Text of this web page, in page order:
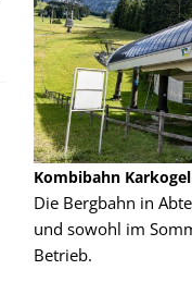
Kombibahn
Die Bergbahn in
und sowohl im
Betrieb.